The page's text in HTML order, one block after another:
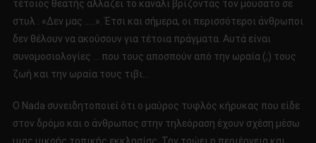
τέτοιος θεατής αλλάζει το κανάλι βρίζοντας τον μουσάτο σε
στυλ : «Δεν μας …..». Έτσι και σήμερα, οι περισσότεροι άνθρωποι
δεν θέλουν να ακούσουν για τέτοια πράγματα. Αυτά είναι
συνομοσιολογίες … που τους αποσπούν από την ωραία (;) τους
ζωή και την ωραία τους τιβι…
Ο Nada συνειδητοποιεί ότι ο μαύρος τυφλός κήρυκας που είδε
στον δρόμο και ο άνθρωπος στην τηλεόραση έχουν σχέση μέσω